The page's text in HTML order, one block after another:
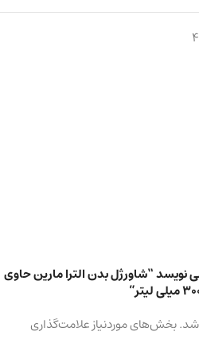
“شاورژل بدن الترا مارین حاوی
بخش‌های موردنیاز علامت‌گذاری